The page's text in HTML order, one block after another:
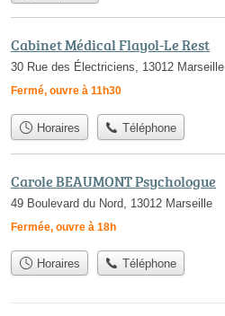
Cabinet Médical Flayol-Le Rest
30 Rue des Électriciens, 13012 Marseille
Fermé, ouvre à 11h30
Horaires Téléphone
Carole BEAUMONT Psychologue
49 Boulevard du Nord, 13012 Marseille
Fermée, ouvre à 18h
Horaires Téléphone